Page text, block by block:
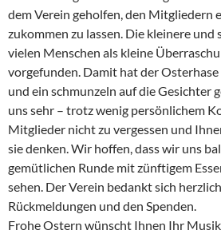
dem Verein geholfen, den Mitgliedern
zukommen zu lassen. Die kleinere und
vielen Menschen als kleine
vorgefunden. Damit hat der
und ein schmunzeln auf die Gesichter
uns sehr – trotz wenig persönlichem
Mitglieder nicht zu vergessen und
sie denken. Wir hoffen, dass wir uns
gemütlichen Runde mit zünftigem
sehen. Der Verein bedankt sich
Rückmeldungen und den Spenden.
Frohe Ostern wünscht Ihnen Ihr